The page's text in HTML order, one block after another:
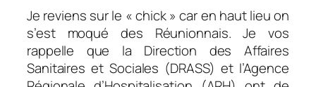
Je reviens sur le « chick » car en haut lieu on
s’est moqué des Réunionnais. Je vos
rappelle que la Direction des Affaires
Sanitaires et Sociales (DRASS) et l’Agence